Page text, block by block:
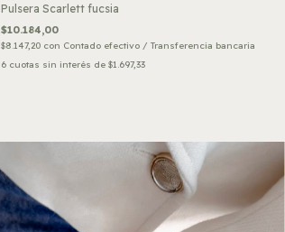
Pulsera Scarlett fucsia
$10.184,00
$8.147,20 con Contado efectivo / Transferencia bancaria
6 cuotas sin interés de$1.697,33